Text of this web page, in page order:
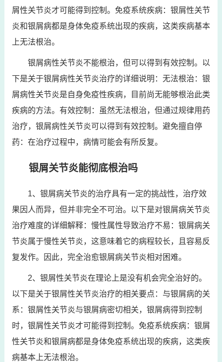
屑性关节炎才可能得到控制。免疫系统疾病：银屑性关节
炎和银屑病都是身体免疫系统出现的疾病，这类疾病基本
上无法根治。
银屑病性关节炎不能根治，但可以得到有效控制。以
下是关于银屑病性关节炎治疗的详细说明：无法根治：银
屑病性关节炎是自身免疫性疾病，目前尚无能够根治此类
疾病的方法。有效控制：虽然无法根治，但通过规律用药
治疗，银屑病性关节炎可以得到有效控制。避免擅自停
药：在治疗过程中，病情可能会有所反复。
银屑关节炎能彻底根治吗
1、银屑病关节炎的治疗具有一定的挑战性，治疗效
果因人而异，但并非完全不可治。以下是对银屑病关节炎
治疗难度的详细解释：慢性属性导致治疗不易：银屑病关
节炎属于慢性关节炎，这意味着它的病程较长，且容易反
复发作。因此，完全治愈银屑病关节炎相对困难。
2、银屑性关节炎在理论上是没有机会完全治好的。
以下是关于银屑性关节炎治疗的相关要点：与银屑病的关
系：银屑性关节炎与银屑病密切相关，银屑病得到控制
时，银屑性关节炎才可能得到控制。免疫系统疾病：银屑
性关节炎和银屑病都是身体免疫系统出现的疾病，这类疾
病基本上无法根治。